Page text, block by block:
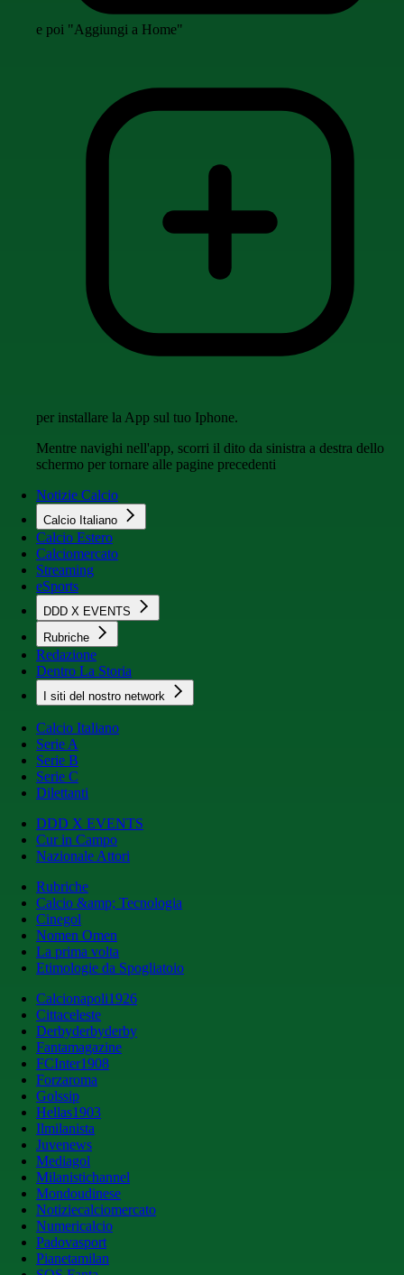
e poi "Aggiungi a Home"
per installare la App sul tuo Iphone.
Mentre navighi nell'app, scorri il dito da sinistra a destra dello
schermo per tornare alle pagine precedenti
Notizie Calcio
Calcio Italiano
Calcio Estero
Calciomercato
Streaming
eSports
DDD X EVENTS
Rubriche
Redazione
Dentro La Storia
I siti del nostro network
Calcio Italiano
Serie A
Serie B
Serie C
Dilettanti
DDD X EVENTS
Cur in Campo
Nazionale Attori
Rubriche
Calcio &amp; Tecnologia
Cinegol
Nomen Omen
La prima volta
Etimologie da Spogliatoio
Calcionapoli1926
Cittaceleste
Derbyderbyderby
Fantamagazine
FCInter1908
Forzaroma
Golssip
Hellas1903
Ilmilanista
Juvenews
Mediagol
Milanistichannel
Mondoudinese
Notiziecalciomercato
Numericalcio
Padovasport
Pianetamilan